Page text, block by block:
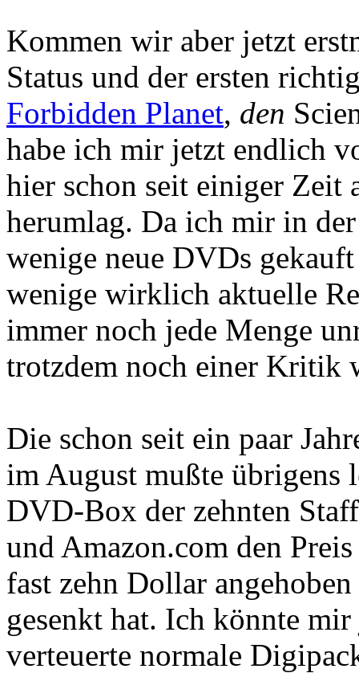
Kommen wir aber jetzt
Status und der ersten
Forbidden Planet, den
habe ich mir jetzt endlich
hier schon seit einiger Zeit
herumlag. Da ich mir in
wenige neue DVDs
wenige wirklich aktuelle
immer noch jede Menge
trotzdem noch einer Kritik
Die schon seit ein paar
im August mußte übrigens
DVD-Box der zehnten
und Amazon.com den
fast zehn Dollar
gesenkt hat. Ich könnte
verteuerte normale